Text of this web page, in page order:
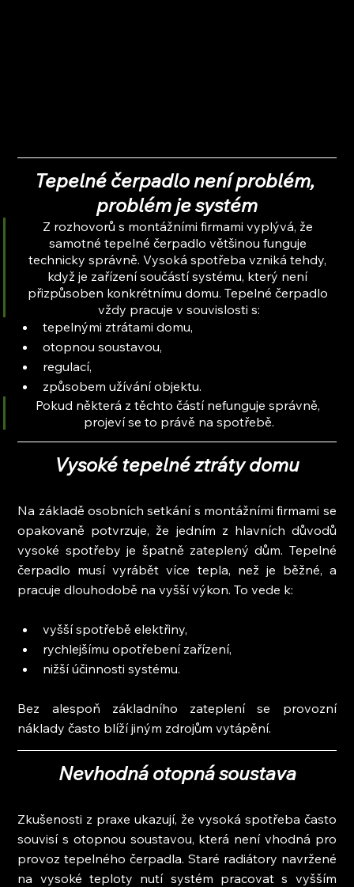
Tepelné čerpadlo není problém,
problém je systém
Z rozhovorů s montážními firmami vyplývá, že
samotné tepelné čerpadlo většinou funguje
technicky správně. Vysoká spotřeba vzniká tehdy,
když je zařízení součástí systému, který není
přizpůsoben konkrétnímu domu. Tepelné čerpadlo
vždy pracuje v souvislosti s:
tepelnými ztrátami domu,
otopnou soustavou,
regulací,
způsobem užívání objektu.
Pokud některá z těchto částí nefunguje správně,
projeví se to právě na spotřebě.
Vysoké tepelné ztráty domu
Na základě osobních setkání s montážními firmami se
opakovaně potvrzuje, že jedním z hlavních důvodů
vysoké spotřeby je špatně zateplený dům. Tepelné
čerpadlo musí vyrábět více tepla, než je běžné, a
pracuje dlouhodobě na vyšší výkon. To vede k:
vyšší spotřebě elektřiny,
rychlejšímu opotřebení zařízení,
nižší účinnosti systému.
Bez alespoň základního zateplení se provozní
náklady často blíží jiným zdrojům vytápění.
Nevhodná otopná soustava
Zkušenosti z praxe ukazují, že vysoká spotřeba často
souvisí s otopnou soustavou, která není vhodná pro
provoz tepelného čerpadla. Staré radiátory navržené
na vysoké teploty nutí systém pracovat s vyšším